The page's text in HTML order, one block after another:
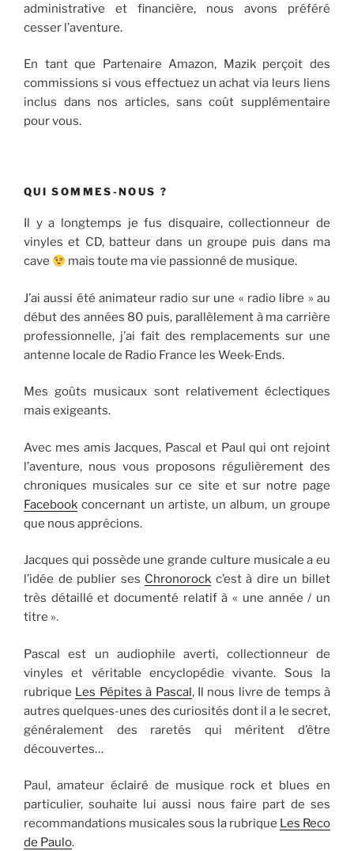
administrative et financière, nous avons préféré
cesser l’aventure.
En tant que Partenaire Amazon, Mazik perçoit des
commissions si vous effectuez un achat via leurs liens
inclus dans nos articles, sans coût supplémentaire
pour vous.
QUI SOMMES-NOUS ?
Il y a longtemps je fus disquaire, collectionneur de
vinyles et CD, batteur dans un groupe puis dans ma
cave
mais toute ma vie passionné de musique.
J’ai aussi été animateur radio sur une « radio libre » au
début des années 80 puis, parallèlement à ma carrière
professionnelle, j’ai fait des remplacements sur une
antenne locale de Radio France les Week-Ends.
Mes goûts musicaux sont relativement éclectiques
mais exigeants.
Avec mes amis Jacques, Pascal et Paul qui ont rejoint
l’aventure, nous vous proposons régulièrement des
chroniques musicales sur ce site et sur notre page
Facebook concernant un artiste, un album, un groupe
que nous apprécions.
Jacques qui possède une grande culture musicale a eu
l’idée de publier ses Chronorock c’est à dire un billet
très détaillé et documenté relatif à « une année / un
titre ».
Pascal est un audiophile averti, collectionneur de
vinyles et véritable encyclopédie vivante. Sous la
rubrique Les Pépites à Pascal, Il nous livre de temps à
autres quelques-unes des curiosités dont il a le secret,
généralement des raretés qui méritent d’être
découvertes…
Paul, amateur éclairé de musique rock et blues en
particulier, souhaite lui aussi nous faire part de ses
recommandations musicales sous la rubrique Les Reco
de Paulo.